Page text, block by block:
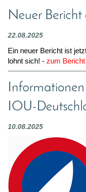
Neuer Bericht
22.08.2025
Ein neuer Bericht ist
lohnt sich! - zum Bericht
IOU-
10.08.2025